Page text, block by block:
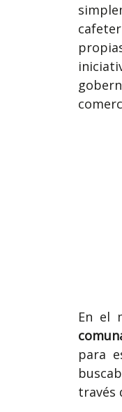
En el
para
través